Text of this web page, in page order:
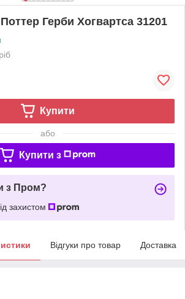
Герби Хогвартса 31201
Купити
або
Купити з
з Пром?
захистом
Відгуки про товар Доставка